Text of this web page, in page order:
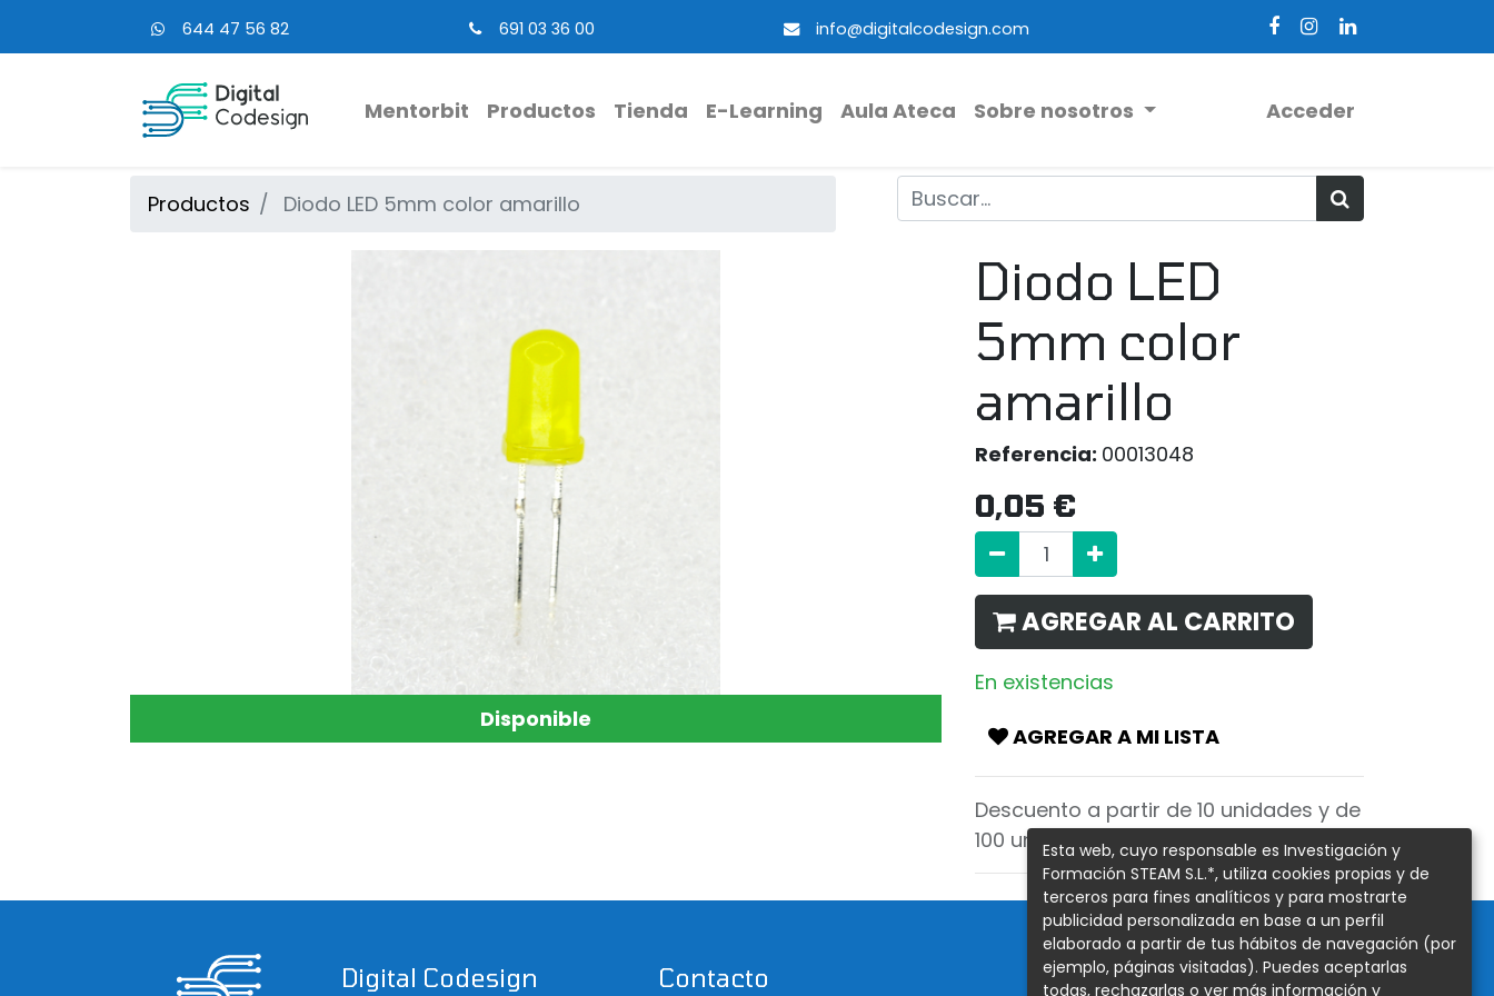
644 47 56 82 691 03 36 00 info@digitalcodesign.com
Mentorbit Productos Tienda E-Learning Aula Ateca Sobre nosotros Acceder
Productos Diodo LED 5mm color amarillo
Disponible
Diodo LED
5mm color
amarillo
Referencia: 00013048
0,05 €
AGREGAR AL CARRITO
En existencias
AGREGAR A MI LISTA
Descuento a partir de 10 unidades y de
100 unidades
Digital Codesign Contacto Redes Sociales
Esta web, cuyo responsable es Investigación y
Formación STEAM S.L.*, utiliza cookies propias y de
terceros para fines analíticos y para mostrarte
publicidad personalizada en base a un perfil
elaborado a partir de tus hábitos de navegación (por
ejemplo, páginas visitadas). Puedes aceptarlas
todas, rechazarlas o ver más información y